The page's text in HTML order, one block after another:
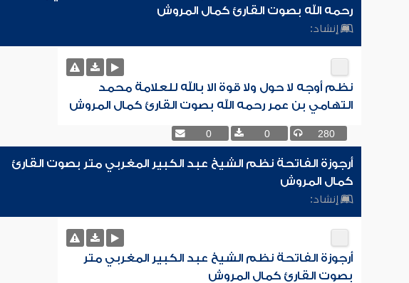
رحمه الله بصوت القارئ كمال المروش
إنشاد:
نظم أوجه لا حول ولا قوة الا بالله للعلامة محمد
التهامي بن عمر رحمه الله بصوت القارئ كمال المروش
280
0
0
أرجوزة الفاتحة نظم الشيخ عبد الكبير المغربي متر بصوت القارئ
كمال المروش
إنشاد:
أرجوزة الفاتحة نظم الشيخ عبد الكبير المغربي متر
بصوت القارئ كمال المروش